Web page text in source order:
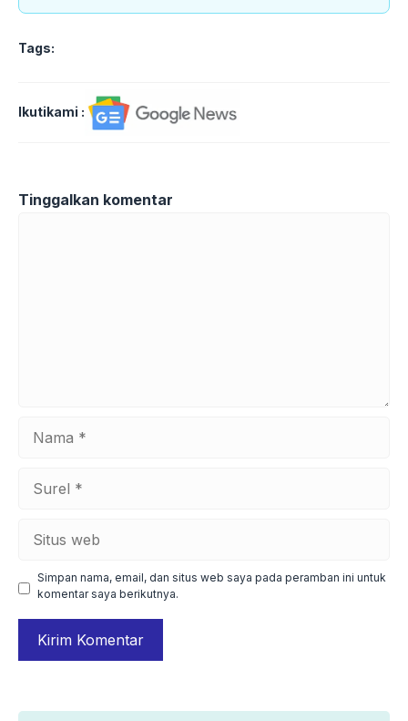
Tags:
Ikutikami :
Tinggalkan komentar
web
Simpan nama, email, dan situs web saya pada peramban ini untuk
komentar saya berikutnya.